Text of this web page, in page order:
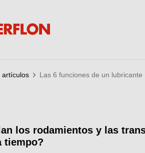
artículos Las 6 funciones de un lubricante
los rodamientos y las
tiempo?